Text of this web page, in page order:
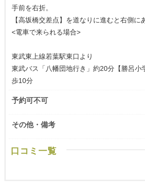
手前を右折。
【高坂橋交差点】を道なりに進むと右側に
<電車で来られる場合>
東武東上線若葉駅東口より
東武バス「八幡団地行き」約20分【勝呂
歩10分
予約可不可
その他・備考
口コミ一覧